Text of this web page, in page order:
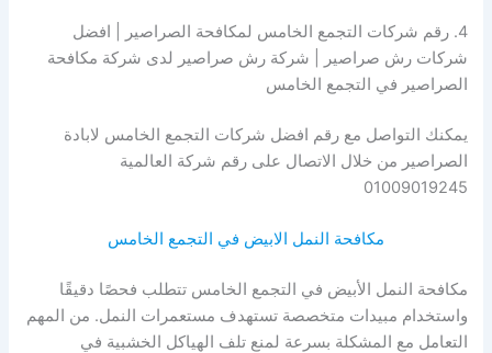
4. رقم شركات التجمع الخامس لمكافحة الصراصير | افضل
شركات رش صراصير | شركة رش صراصير لدى شركة مكافحة
الصراصير في التجمع الخامس
يمكنك التواصل مع رقم افضل شركات التجمع الخامس لابادة
الصراصير من خلال الاتصال على رقم شركة العالمية
01009019245
مكافحة النمل الابيض في التجمع الخامس
مكافحة النمل الأبيض في التجمع الخامس تتطلب فحصًا دقيقًا
واستخدام مبيدات متخصصة تستهدف مستعمرات النمل. من المهم
التعامل مع المشكلة بسرعة لمنع تلف الهياكل الخشبية في